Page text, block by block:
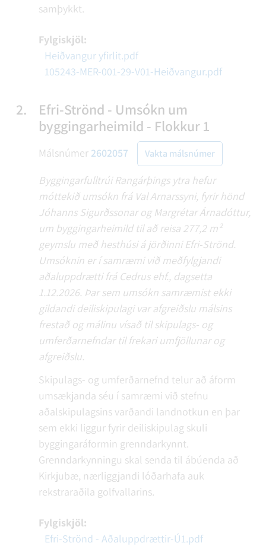
samþykkt.
Fylgiskjöl:
Heiðvangur yfirlit.pdf
105243-MER-001-29-V01-Heiðvangur.pdf
2.
Efri-Strönd - Umsókn um
byggingarheimild - Flokkur 1
Málsnúmer 2602057 Vakta málsnúmer
Byggingarfulltrúi Rangárþings ytra hefur
móttekið umsókn frá Val Arnarssyni, fyrir hönd
Jóhanns Sigurðssonar og Margrétar Árnadóttur,
um byggingarheimild til að reisa 277,2 m²
geymslu með hesthúsi á jörðinni Efri-Strönd.
Umsóknin er í samræmi við meðfylgjandi
aðaluppdrætti frá Cedrus ehf., dagsetta
1.12.2026. Þar sem umsókn samræmist ekki
gildandi deiliskipulagi var afgreiðslu málsins
frestað og málinu vísað til skipulags- og
umferðarnefndar til frekari umfjöllunar og
afgreiðslu.
Skipulags- og umferðarnefnd telur að áform
umsækjanda séu í samræmi við stefnu
aðalskipulagsins varðandi landnotkun en þar
sem ekki liggur fyrir deiliskipulag skuli
byggingaráformin grenndarkynnt.
Grenndarkynningu skal senda til ábúenda að
Kirkjubæ, nærliggjandi lóðarhafa auk
rekstraraðila golfvallarins.
Fylgiskjöl:
Efri-Strönd - Aðaluppdrættir-Ú1.pdf